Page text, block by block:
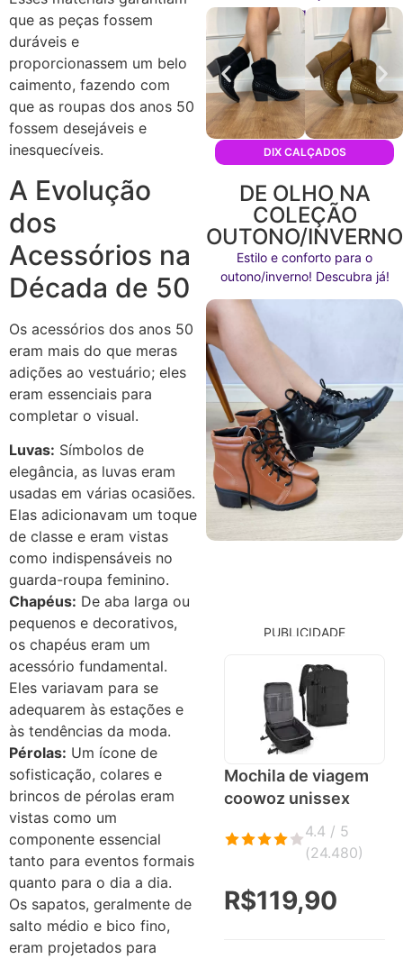
que as peças fossem
duráveis e
proporcionassem um belo
caimento, fazendo com
que as roupas dos anos 50
fossem desejáveis e
inesquecíveis.
A Evolução
dos
Acessórios na
Década de 50
Os acessórios dos anos 50
eram mais do que meras
adições ao vestuário; eles
eram essenciais para
completar o visual.
Luvas: Símbolos de
elegância, as luvas eram
usadas em várias ocasiões.
Elas adicionavam um toque
de classe e eram vistas
como indispensáveis no
guarda-roupa feminino.
Chapéus: De aba larga ou
pequenos e decorativos,
os chapéus eram um
acessório fundamental.
Eles variavam para se
adequarem às estações e
às tendências da moda.
Pérolas: Um ícone de
sofisticação, colares e
brincos de pérolas eram
vistas como um
componente essencial
tanto para eventos formais
quanto para o dia a dia.
Os sapatos, geralmente de
salto médio e bico fino,
eram projetados para
calçados agora mesmo!
DIX CALÇADOS
DE OLHO NA
COLEÇÃO
OUTONO/INVERNO
Estilo e conforto para o
outono/inverno! Descubra já!
PUBLICIDADE
Mochila de viagem
coowoz unissex
4.4 / 5
(24.480)
R$119,90